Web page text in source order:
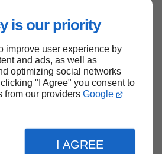
is our priority
improve user experience by
and ads, as well as
optimizing social networks
"I Agree" you consent to
from our providers Google
I AGREE
Haut de page